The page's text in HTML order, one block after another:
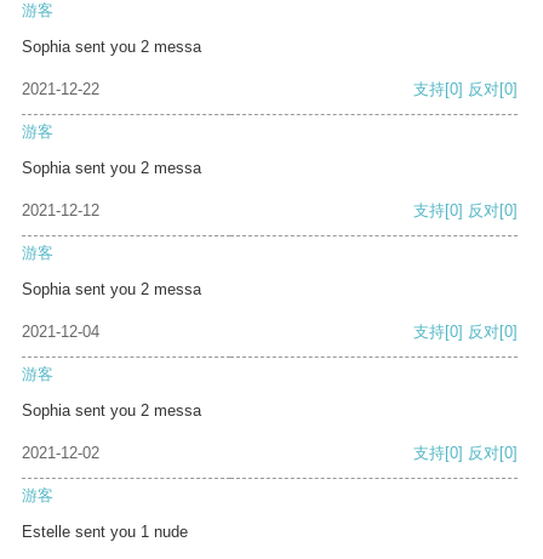
游客
Sophia sent you 2 messa
2021-12-22 支持[0] 反对[0]
游客
Sophia sent you 2 messa
2021-12-12 支持[0] 反对[0]
游客
Sophia sent you 2 messa
2021-12-04 支持[0] 反对[0]
游客
Sophia sent you 2 messa
2021-12-02 支持[0] 反对[0]
游客
Estelle sent you 1 nude